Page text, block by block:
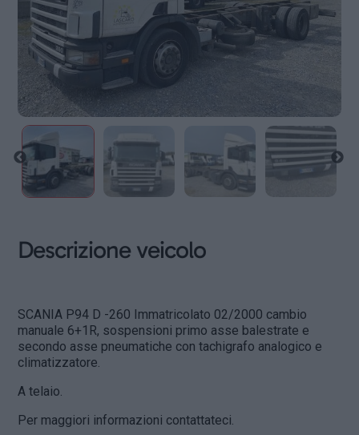
Descrizione veicolo
SCANIA P94 D -260 Immatricolato 02/2000 cambio
manuale 6+1R, sospensioni primo asse balestrate e
secondo asse pneumatiche con tachigrafo analogico e
climatizzatore.
A telaio.
Per maggiori informazioni contattateci.